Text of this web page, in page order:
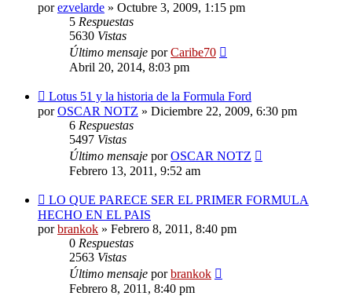
porezvelarde » Octubre 3, 2009, 1:15 pm
5 Respuestas
5630 Vistas
Último mensaje porCaribe70
Abril 20, 2014, 8:03 pm
Lotus 51 y la historia de la Formula Ford
porOSCAR NOTZ » Diciembre 22, 2009, 6:30 pm
6 Respuestas
5497 Vistas
Último mensaje porOSCAR NOTZ
Febrero 13, 2011, 9:52 am
LO QUE PARECE SER EL PRIMER FORMULA
HECHO EN EL PAIS
porbrankok » Febrero 8, 2011, 8:40 pm
0 Respuestas
2563 Vistas
Último mensaje porbrankok
Febrero 8, 2011, 8:40 pm